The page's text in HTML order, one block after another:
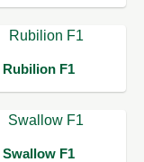
Rubilion F1
Swallow F1